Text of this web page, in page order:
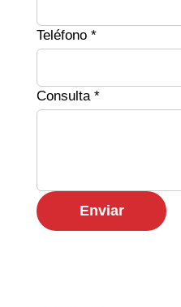
Teléfono *
Consulta *
Enviar